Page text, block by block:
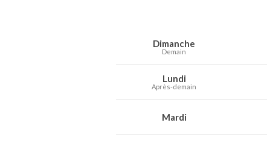
Prévisions météo à Preux-au-Bois
Météo Températures
Dimanche
Demain
Lundi
Après-demain
Mardi